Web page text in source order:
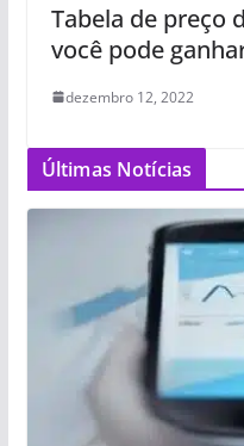
Tabela de preço
você pode
dezembro 12, 2022
Últimas Notícias